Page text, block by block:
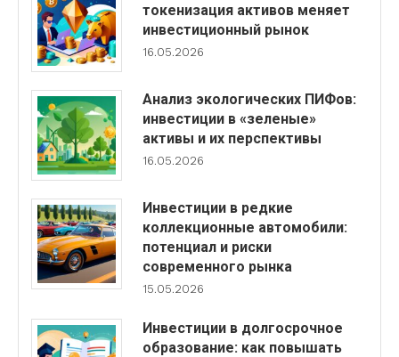
токенизация активов меняет
инвестиционный рынок
16.05.2026
Анализ экологических ПИФов:
инвестиции в «зеленые»
активы и их перспективы
16.05.2026
Инвестиции в редкие
коллекционные автомобили:
потенциал и риски
современного рынка
15.05.2026
Инвестиции в долгосрочное
образование: как повышать